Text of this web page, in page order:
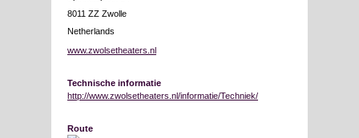
8011 ZZ Zwolle
Netherlands
www.zwolsetheaters.nl
Technische informatie
http://www.zwolsetheaters.nl/informatie/Techniek/
Route